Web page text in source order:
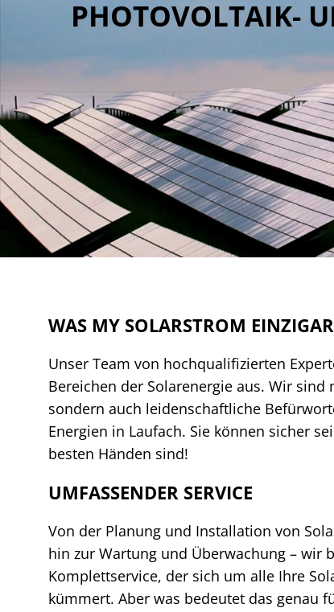
PHOTOVOLTAIK-
WAS MY SOLARSTROM
Unser Team von hochqualifizierten
Bereichen der Solarenergie aus. Wir sind
sondern auch leidenschaftliche
Energien in Laufach. Sie können sicher
besten Händen sind!
UMFASSENDER SERVICE
Von der Planung und Installation von
hin zur Wartung und Überwachung – wir
Komplettservice, der sich um alle Ihre
kümmert. Aber was bedeutet das genau